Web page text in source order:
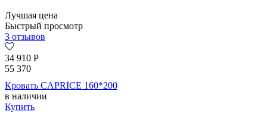
Лучшая цена
Быстрый просмотр
3 отзывов
34 910 Р
55 370
Кровать CAPRICE 160*200
в наличии
Купить